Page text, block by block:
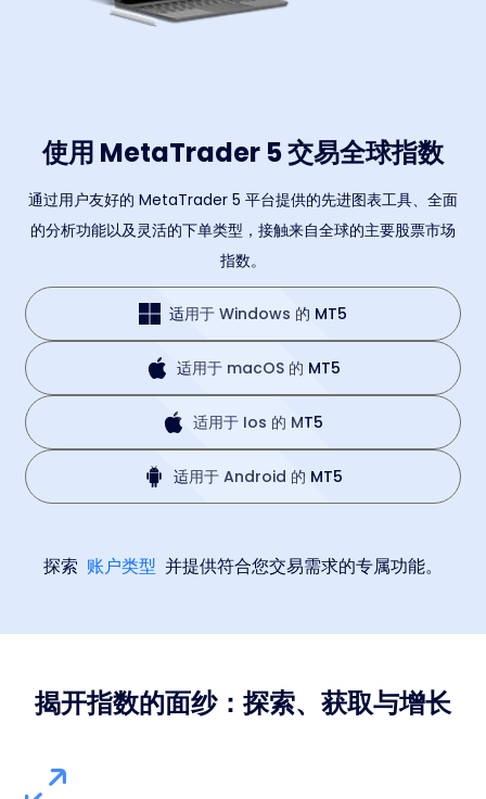
使用 MetaTrader 5 交易全球指数
通过用户友好的 MetaTrader 5 平台提供的先进图表工具、全面
的分析功能以及灵活的下单类型，接触来自全球的主要股票市场
指数。
适用于 Windows 的 MT5
适用于 macOS 的 MT5
适用于 Ios 的 MT5
适用于 Android 的 MT5
探索 账户类型 并提供符合您交易需求的专属功能。
揭开指数的面纱：探索、获取与增长